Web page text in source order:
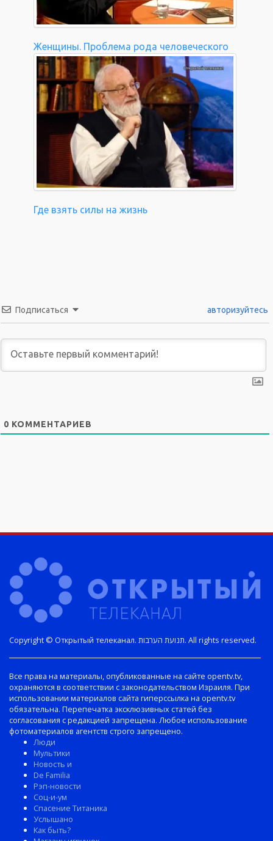
Женщины. Проблема рода человеческого
Где взять силы на жизнь
Подписаться авторизуйтесь
0 КОММЕНТАРИЕВ
Copyright © Открытый телеканал. תנועת הערבות. All rights reserved.
Все права на материалы, опубликованные на сайте opentv.tv,
охраняются в соответствии с законодательством Израиля. При
использовании материалов сайта гиперссылка на opentv.tv
обязательна. Перепечатка эксклюзивных статей без
согласования с редакцией запрещена. Любое использование
фотоматериалов агентств строго запрещено.
Люди
Мультики
Новость и
De Familia
Рэп-новости
Соц-и-ум
Спасение Титаника
Услышано
Как быть?